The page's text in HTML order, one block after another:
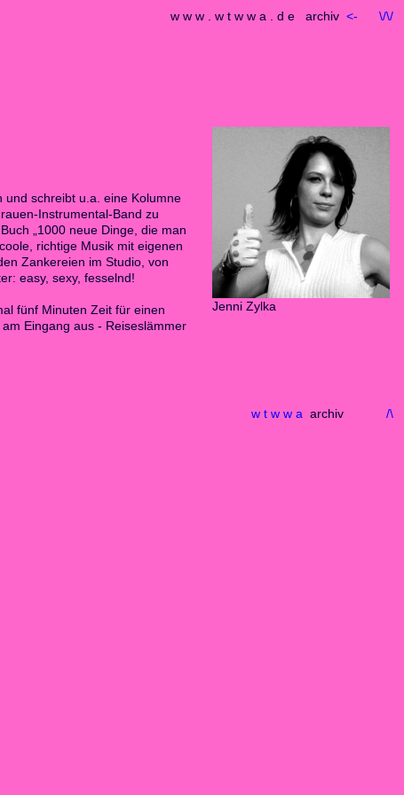
w w w . w t w w a . d e archiv <- \/\/
und schreibt u.a. eine Kolumne
Instrumental-Band zu
„1000 neue Dinge, die man
richtige Musik mit eigenen
Zankereien im Studio, von
easy, sexy, fesselnd!
fünf Minuten Zeit für einen
Eingang aus - Reiseslämmer
Jenni Zylka
w t w w a archiv /\